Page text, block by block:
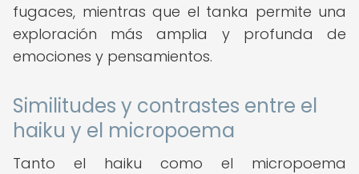
fugaces, mientras que el tanka permite una
exploración más amplia y profunda de
emociones y pensamientos.
Similitudes y contrastes entre el
haiku y el micropoema
Tanto el haiku como el micropoema